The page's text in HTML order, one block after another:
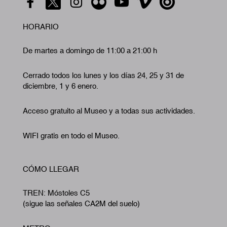
HORARIO
De martes a domingo de 11:00 a 21:00 h
Cerrado todos los lunes y los días 24, 25 y 31 de
diciembre, 1 y 6 enero.
Acceso gratuito al Museo y a todas sus actividades.
WIFI gratis en todo el Museo.
CÓMO LLEGAR
TREN: Móstoles C5
(sigue las señales CA2M del suelo)